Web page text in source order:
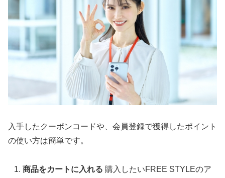
入手したクーポンコードや、会員登録で獲得したポイント
の使い方は簡単です。
商品をカートに入れる 購入したいFREE STYLEのア